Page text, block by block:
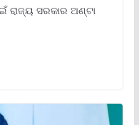
ରାଜ୍ୟ ସରକାର ଅଣ୍ଟା